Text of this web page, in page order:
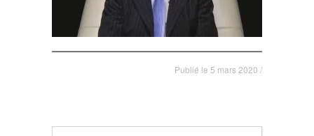
Publié le 5 mars 2020 /